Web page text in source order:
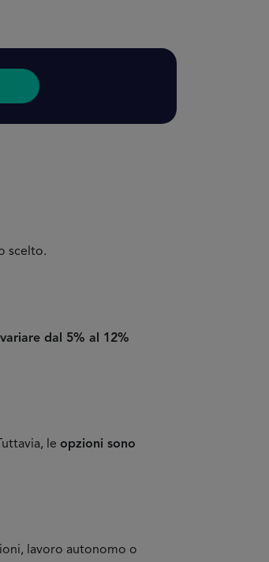
scelto.
variare dal 5% al 12%
le opzioni sono
lavoro autonomo o